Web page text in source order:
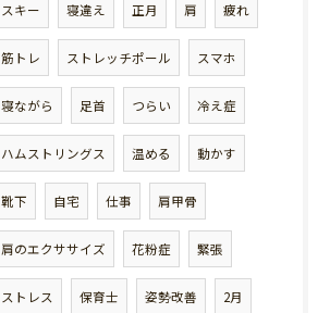
スキー 寝違え 正月 肩 疲れ
筋トレ ストレッチポール スマホ
寝ながら 足首 つらい 冷え症
ハムストリングス 温める 動かす
靴下 自宅 仕事 肩甲骨
肩のエクササイズ 花粉症 緊張
ストレス 保育士 姿勢改善 2月